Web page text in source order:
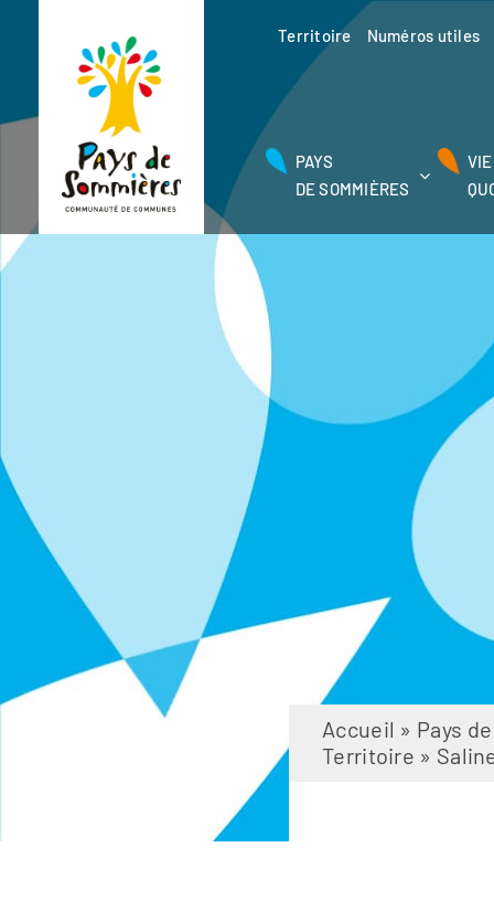
contenu
Territoire Numéros utiles
PAYS
DE SOMMIÈRES
VIE
Accueil » Pays
Territoire »